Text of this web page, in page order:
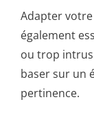
Adapter
également
ou trop
baser sur un
pertinence.